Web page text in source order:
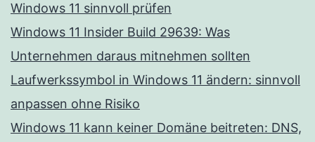
Windows 11 sinnvoll prüfen
Windows 11 Insider Build 29639: Was
Unternehmen daraus mitnehmen sollten
Laufwerkssymbol in Windows 11 ändern: sinnvoll
anpassen ohne Risiko
Windows 11 kann keiner Domäne beitreten: DNS,